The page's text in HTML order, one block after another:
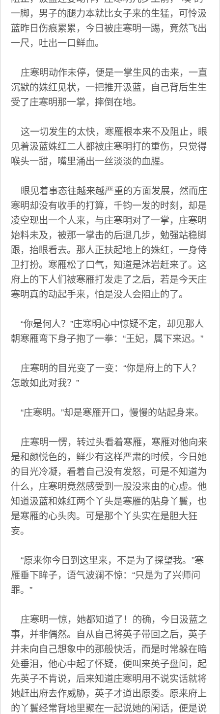
一脚，男子的腿力本就比女子来的生猛，可怜汲
蓝昨日伤痕累累，今日被庄寒明一踢，竟然飞出
一尺，吐出一口鲜血。
庄寒明动作未停，便是一掌生风的击来，一直
沉默的姝红见状，一把推开汲蓝，自己背后生生
受了庄寒明那一掌，摔倒在地。
这一切发生的太快，寒雁根本来不及阻止，眼
见着汲蓝姝红二人都被庄寒明打的重伤，只觉得
喉头一甜，嘴里涌出一丝淡淡的血腥。
眼见着事态往越来越严重的方面发展，然而庄
寒明却没有收手的打算，千钧一发的时刻，却是
凌空现出一个人来，与庄寒明对了一掌，庄寒明
始料未及，被那一掌击的后退几步，勉强站稳脚
跟，抬眼看去。那人正扶起地上的姝红，一身侍
卫打扮。寒雁松了口气，知道是沐岩赶来了。这
府上的下人们被寒雁打发走了之后，若是今天庄
寒明真的动起手来，怕是没人会阻止的了。
“你是何人？”庄寒明心中惊疑不定，却见那人
朝寒雁弯下身子抱了一拳：“王妃，属下来迟。”
庄寒明的目光变了一变：“你是府上的下人？
怎敢如此对我？”
“庄寒明。”却是寒雁开口，慢慢的站起身来。
庄寒明一愣，转过头看着寒雁，寒雁对他向来
是和颜悦色的，鲜少有这样严肃的时候，今日她
的目光冷凝，看着自己没有发怒，可是不知道为
什么，庄寒明竟然感受到一股没来由的心虚。他
知道汲蓝和姝红两个丫头是寒雁的贴身丫鬟，也
是寒雁的心头肉。可是那个丫头实在是胆大狂
妄。
“原来你今日到这里来，不是为了探望我。”寒
雁垂下眸子，语气波澜不惊：“只是为了兴师问
罪。”
庄寒明一惊，她都知道了！的确，今日汲蓝之
事，并非偶然。自从自己将英子带回之后，英子
并未向自己想象中的那般快活，而是时常躲在暗
处垂泪，他心中起了怀疑，便叫来英子盘问，起
先英子不肯说，后来知道庄寒明用不说实话就将
她赶出府去作威胁，英子才道出原委。原来府上
的丫鬟经常背地里聚在一起说她的闲话，便是说